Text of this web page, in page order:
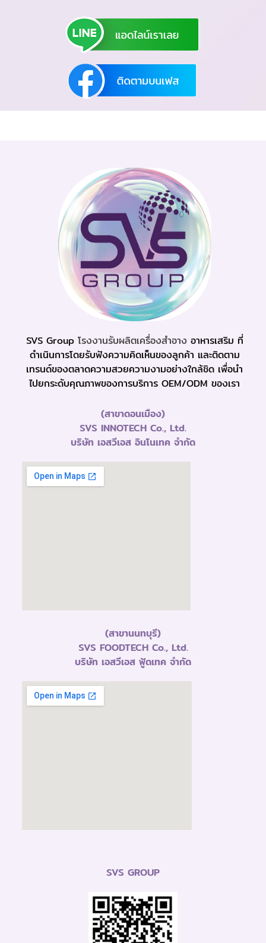
SVS Group โรงงานรับผลิตเครื่องสำอาง อาหารเสริม ที่
ดำเนินการโดยรับฟังความคิดเห็นของลูกค้า และติดตาม
เทรนด์ของตลาดความสวยความงามอย่างใกล้ชิด เพื่อนำ
ไปยกระดับคุณภาพของการบริการ OEM/ODM ของเรา
(สาขาดอนเมือง)
SVS INNOTECH Co., Ltd.
บริษัท เอสวีเอส อินโนเทค จำกัด
(สาขานนทบุรี)
SVS FOODTECH Co., Ltd.
บริษัท เอสวีเอส ฟู้ดเทค จำกัด
SVS GROUP